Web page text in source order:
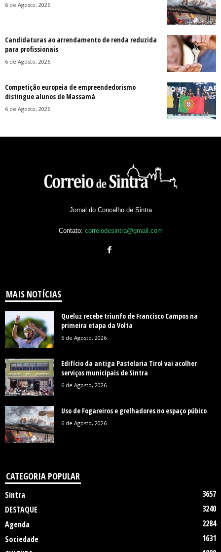
6 de Agosto, 2026
Candidaturas ao arrendamento de renda reduzida
para profissionais
6 de Agosto, 2026
Competição europeia de empreendedorismo
distingue alunos de Massamá
6 de Agosto, 2026
Jornal do Concelho de Sintra
Contato: correiodesintra@gmail.com
MAIS NOTÍCIAS
Queluz recebe triunfo de Francisco Campos na
primeira etapa da Volta
6 de Agosto, 2026
Edifício da antiga Pastelaria Tirol vai acolher
serviços municipais de Sintra
6 de Agosto, 2026
Uso de Fogareiros e grelhadores no espaço púbico
6 de Agosto, 2026
CATEGORIA POPULAR
Sintra
3657
DESTAQUE
3240
Agenda
2284
Sociedade
1631